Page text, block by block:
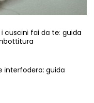
cuscini fai da te: guida
interfodera: guida